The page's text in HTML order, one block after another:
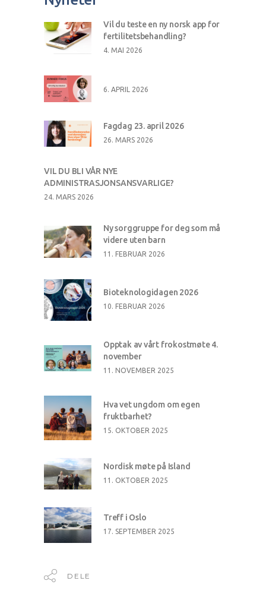
Vil du teste en ny norsk app for
fertilitetsbehandling?
4. MAI 2026
6. APRIL 2026
Fagdag 23. april 2026
26. MARS 2026
VIL DU BLI VÅR NYE
ADMINISTRASJONSANSVARLIGE?
24. MARS 2026
Ny sorggruppe for deg som må
videre uten barn
11. FEBRUAR 2026
Bioteknologidagen 2026
10. FEBRUAR 2026
Opptak av vårt frokostmøte 4.
november
11. NOVEMBER 2025
Hva vet ungdom om egen
fruktbarhet?
15. OKTOBER 2025
Nordisk møte på Island
11. OKTOBER 2025
Treff i Oslo
17. SEPTEMBER 2025
DELE